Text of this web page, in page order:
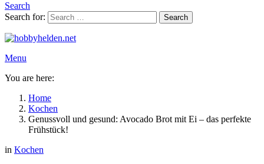
Search
Search for:
Search
Menu
You are here:
Home
Kochen
Genussvoll und gesund: Avocado Brot mit Ei – das perfekte
Frühstück!
in Kochen